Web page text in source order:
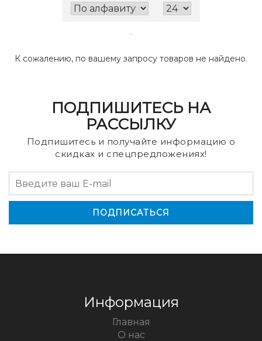
К сожалению, по вашему запросу товаров не найдено.
ПОДПИШИТЕСЬ НА
РАССЫЛКУ
Подпишитесь и получайте информацию о
скидках и спецпредложениях!
Информация
Главная
О нас